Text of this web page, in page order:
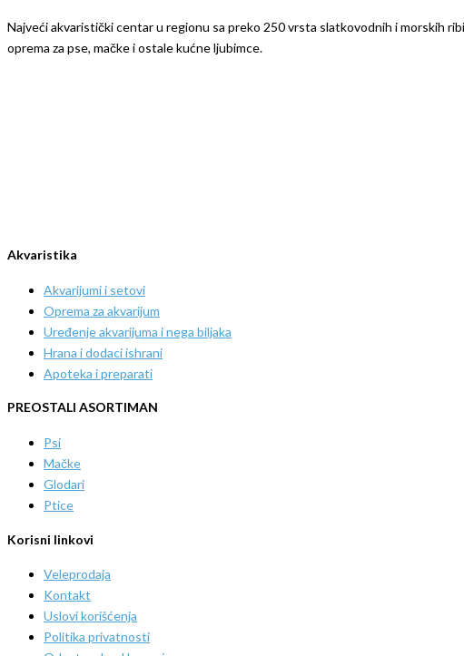
Najveći akvaristički centar u regionu sa preko 250 vrsta slatkovodnih i morskih
oprema za pse, mačke i ostale kućne ljubimce.
Akvaristika
Akvarijumi i setovi
Oprema za akvarijum
Uređenje akvarijuma i nega biljaka
Hrana i dodaci ishrani
Apoteka i preparati
PREOSTALI ASORTIMAN
Psi
Mačke
Glodari
Ptice
Korisni linkovi
Veleprodaja
Kontakt
Uslovi korišćenja
Politika privatnosti